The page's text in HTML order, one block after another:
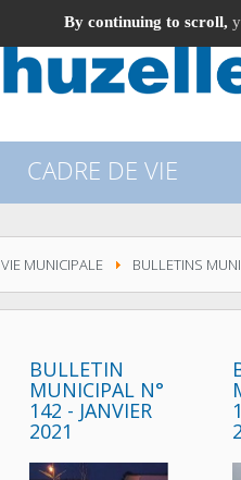
CADRE DE VIE
VIE MUNICIPALE BULLETINS
BULLETIN
MUNICIPAL N°
142 - JANVIER
2021
By continuing to scroll,